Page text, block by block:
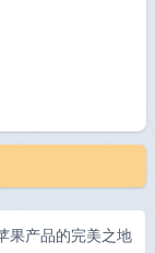
果产品的完美之地